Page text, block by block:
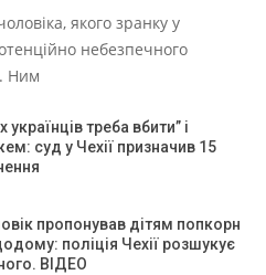
якого зранку у
небезпечного
Ним
українців треба вбити” і
суд у Чехії призначив 15
пропонував дітям попкорн
поліція Чехії розшукує
ВІДЕО